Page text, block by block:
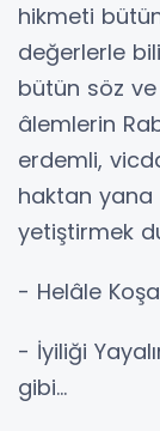
hikmeti
değerlerle
bütün söz
âlemlerin
erdemli,
haktan yana
yetiştirmek
- Helâle
- İyiliği
gibi…